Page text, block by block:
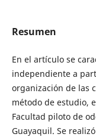
Resumen
En el artículo se
independiente a
organización de las
método de estudio,
Facultad piloto de
Guayaquil. Se